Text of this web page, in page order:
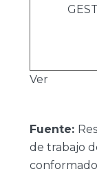
Ver
Fuente:
de trabajo